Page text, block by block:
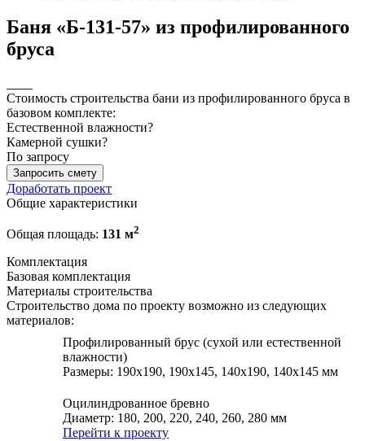
Баня «Б-131-57» из профилированного
бруса
Стоимость строительства бани из профилированного бруса в
базовом комплекте:
Естественной влажности?
Камерной сушки?
По запросу
Запросить смету
Доработать проект
Общие характеристики
Общая площадь: 131 м2
Комплектация
Базовая комплектация
Материалы строительства
Строительство дома по проекту возможно из следующих
материалов:
Профилированный брус (сухой или естественной
влажности)
Размеры: 190х190, 190х145, 140х190, 140х145 мм
Оцилиндрованное бревно
Диаметр: 180, 200, 220, 240, 260, 280 мм
Перейти к проекту